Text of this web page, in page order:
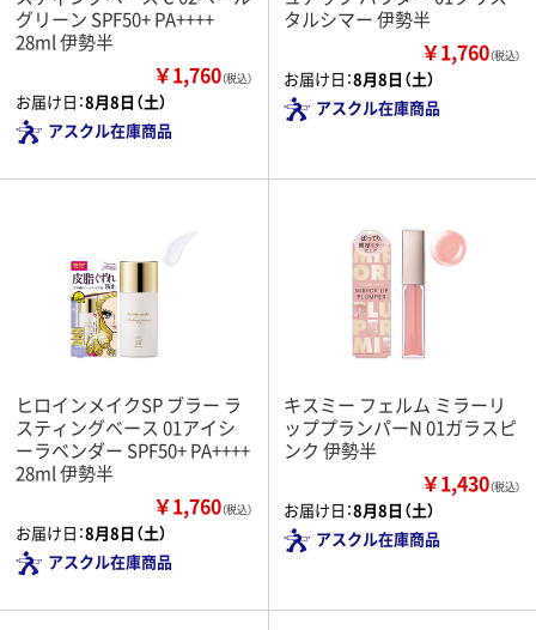
グリーン SPF50+ PA++++
28ml 伊勢半
￥1,760（税込）
お届け日：8月8日（土）
アスクル在庫商品
タルシマー 伊勢半
￥1,760（税込）
お届け日：8月8日（土）
アスクル在庫商品
ヒロインメイクSP ブラー ラ
スティングベース 01アイシ
ーラベンダー SPF50+ PA++++
28ml 伊勢半
￥1,760（税込）
お届け日：8月8日（土）
アスクル在庫商品
キスミー フェルム ミラーリ
ッププランパーN 01ガラスピ
ンク 伊勢半
￥1,430（税込）
お届け日：8月8日（土）
アスクル在庫商品